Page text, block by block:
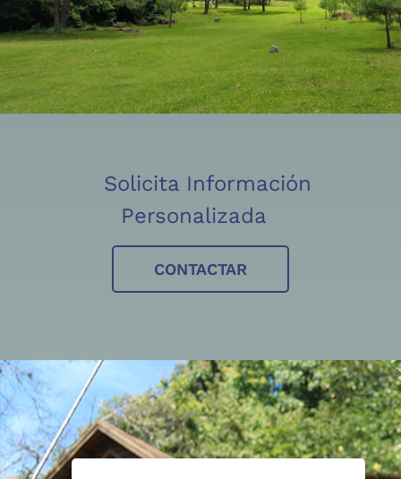
Solicita Información
Personalizada
CONTACTAR